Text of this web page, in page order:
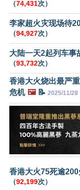
（74,431次）
李家超火灾现场待
（94,927次）
大陆一天2起列车事
（93,732次）
香港大火烧出最严
危机 🖼️📝 2025/11/28
香港大火75死逾
（92,199次）